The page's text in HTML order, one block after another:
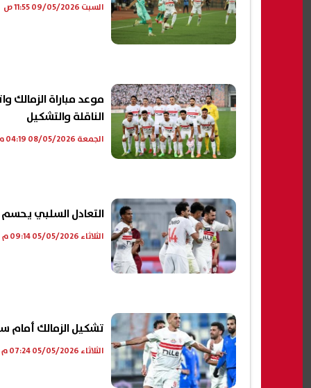
السبت 09/05/2026 11:55 ص
الناقلة والتشكيل
الجمعة 08/05/2026 04:19 م
التعادل السلبي
الثلاثاء 05/05/2026 09:14 م
تشكيل الزمالك
الثلاثاء 05/05/2026 07:24 م